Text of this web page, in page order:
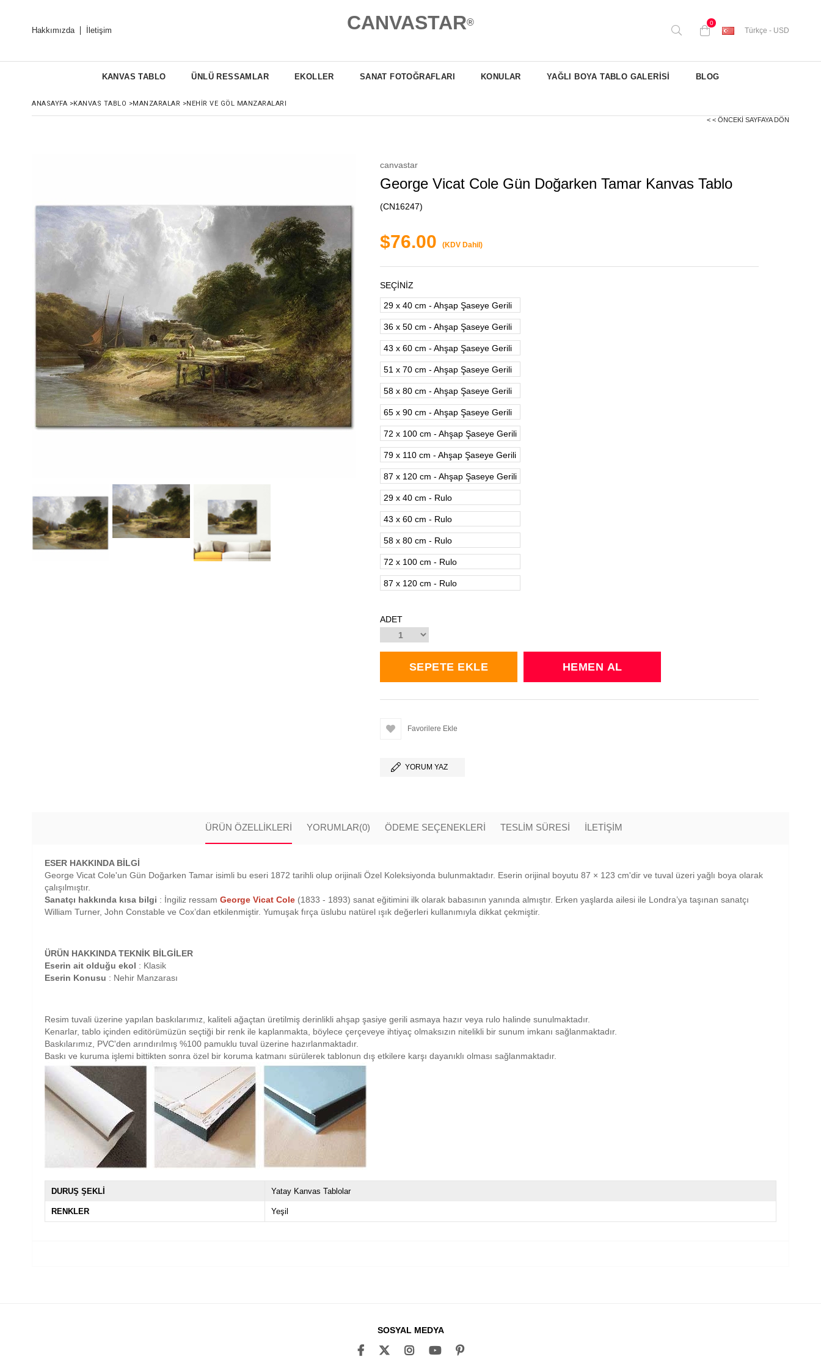
Hakkımızda İletişim CANVASTAR® 0
Türkçe - USD
KANVAS TABLO ÜNLÜ RESSAMLAR EKOLLER SANAT FOTOĞRAFLARI KONULAR YAĞLI BOYA TABLO GALERİSİ BLOG
ANASAYFA >KANVAS TABLO >MANZARALAR >NEHIR VE GÖL MANZARALARI
< < ÖNCEKI SAYFAYA DÖN
canvastar
George Vicat Cole Gün Doğarken Tamar Kanvas Tablo
(CN16247)
$76.00 (KDV Dahil)
SEÇİNİZ
29 x 40 cm - Ahşap Şaseye Gerili
36 x 50 cm - Ahşap Şaseye Gerili
43 x 60 cm - Ahşap Şaseye Gerili
51 x 70 cm - Ahşap Şaseye Gerili
58 x 80 cm - Ahşap Şaseye Gerili
65 x 90 cm - Ahşap Şaseye Gerili
72 x 100 cm - Ahşap Şaseye Gerili
79 x 110 cm - Ahşap Şaseye Gerili
87 x 120 cm - Ahşap Şaseye Gerili
29 x 40 cm - Rulo
43 x 60 cm - Rulo
58 x 80 cm - Rulo
72 x 100 cm - Rulo
87 x 120 cm - Rulo
ADET
Favorilere Ekle
YORUM YAZ
ÜRÜN ÖZELLIKLERI YORUMLAR(0) ÖDEME SEÇENEKLERI TESLİM SÜRESİ İLETİŞİM
ESER HAKKINDA BİLGİ
George Vicat Cole'un Gün Doğarken Tamar isimli bu eseri 1872 tarihli olup orijinali Özel Koleksiyonda bulunmaktadır. Eserin orijinal boyutu 87 × 123 cm'dir ve tuval üzeri yağlı boya olarak
çalışılmıştır.
Sanatçı hakkında kısa bilgi : İngiliz ressam George Vicat Cole (1833 - 1893) sanat eğitimini ilk olarak babasının yanında almıştır. Erken yaşlarda ailesi ile Londra’ya taşınan sanatçı
William Turner, John Constable ve Cox’dan etkilenmiştir. Yumuşak fırça üslubu natürel ışık değerleri kullanımıyla dikkat çekmiştir.
ÜRÜN HAKKINDA TEKNİK BİLGİLER
Eserin ait olduğu ekol : Klasik
Eserin Konusu : Nehir Manzarası
Resim tuvali üzerine yapılan baskılarımız, kaliteli ağaçtan üretilmiş derinlikli ahşap şasiye gerili asmaya hazır veya rulo halinde sunulmaktadır.
Kenarlar, tablo içinden editörümüzün seçtiği bir renk ile kaplanmakta, böylece çerçeveye ihtiyaç olmaksızın nitelikli bir sunum imkanı sağlanmaktadır.
Baskılarımız, PVC'den arındırılmış %100 pamuklu tuval üzerine hazırlanmaktadır.
Baskı ve kuruma işlemi bittikten sonra özel bir koruma katmanı sürülerek tablonun dış etkilere karşı dayanıklı olması sağlanmaktadır.
DURUŞ ŞEKLİ Yatay Kanvas Tablolar
RENKLER Yeşil
SOSYAL MEDYA